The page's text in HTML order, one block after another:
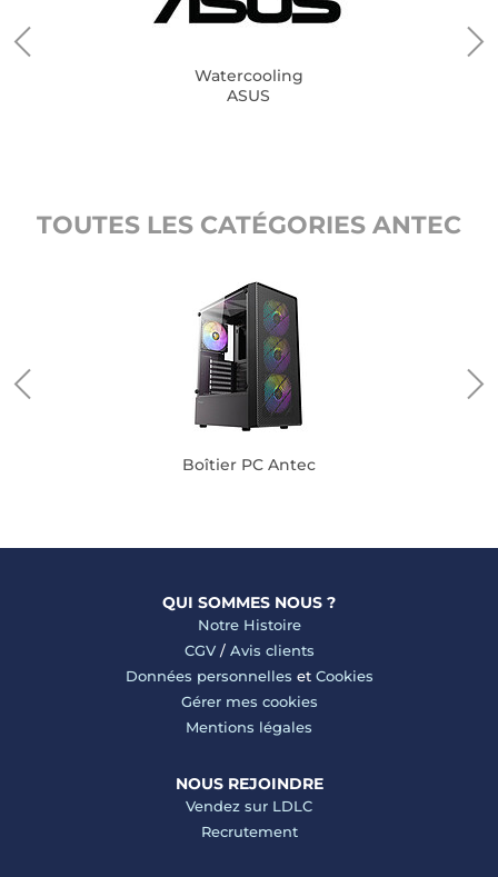
Watercooling
ASUS
TOUTES LES CATÉGORIES ANTEC
Boîtier PC Antec
QUI SOMMES NOUS ?
Notre Histoire
CGV/ Avis clients
Données personnelles et Cookies
Gérer mes cookies
Mentions légales
NOUS REJOINDRE
Vendez sur LDLC
Recrutement